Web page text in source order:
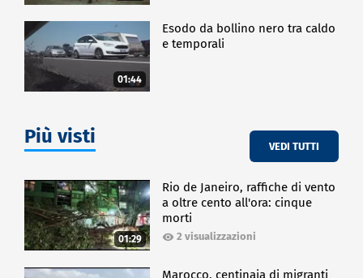
01:44
Esodo da bollino nero tra caldo
e temporali
Più visti VEDI TUTTI
01:29
Rio de Janeiro, raffiche di vento
a oltre cento all'ora: cinque
morti
2 visualizzazioni
Marocco, centinaia di migranti